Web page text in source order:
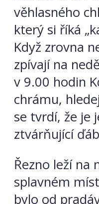
věhlasného
který si říká
Když zrovna
zpívají na
v 9.00 hodin
chrámu,
se tvrdí, že je
ztvárňující
Řezno leží na
splavném
bylo od